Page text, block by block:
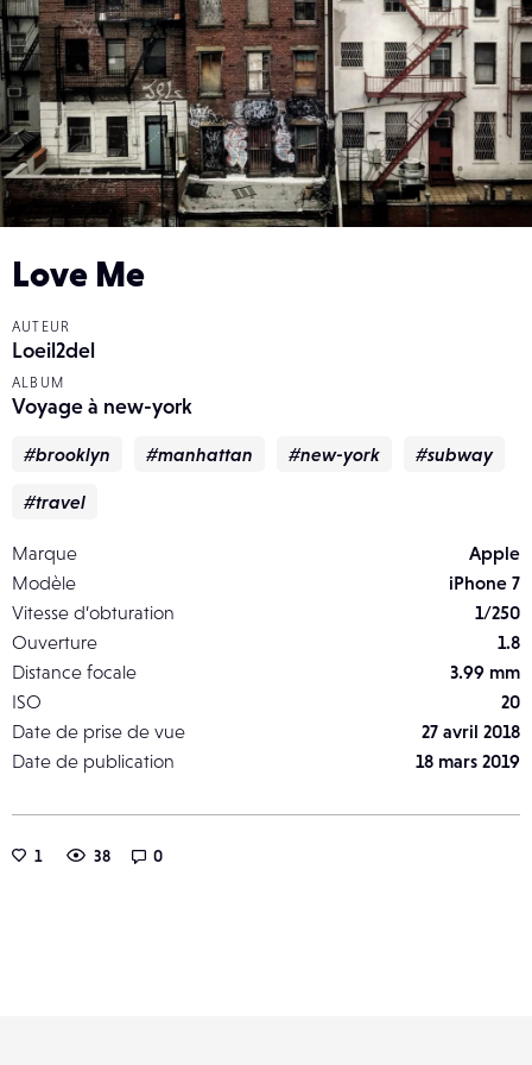
Love Me
AUTEUR
Loeil2del
ALBUM
Voyage à new-york
#brooklyn #manhattan #new-york #subway
#travel
Marque
Apple
Modèle
iPhone 7
Vitesse d’obturation
1/250
Ouverture
1.8
Distance focale
3.99 mm
ISO
20
Date de prise de vue
27 avril 2018
Date de publication
18 mars 2019
1 38 0